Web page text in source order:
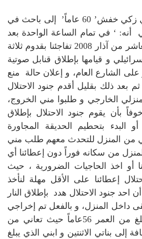
وأفاد المواطن غازي زكي خفش’ 60 عاماً’ إلى باحث في
أنه: ‘ في تمام الساعة الواحدة بعد
منتصف الليل من العاشر من آذار 2008 تفاجئنا بقدوم ثلاثة
و قيامها بإطلاق قنابل صوتية
على الشارع العام، و إعلان حالة منع
بعد ذلك بقليل أقدم جنود الاحتلال
الخارجي و طلبوا مني الخروج،
بأن يقوم جنود الاحتلال بإطلاق
البدء بتحطيم الحديقة المجاورة
من المنزل للتحدث معهم طلب مني
المنزل من سكانه فوراً دون إعطائنا أي
أو اخذ الحاجيات الضرورية ، حيث
إعطائنا على الأقل مهلة لنأخذ
أن احد جنود الاحتلال هدد بإطلاق النار
داخل المنزل، و بالفعل تم إخراجي
أنا و زوجتي التي تبلغ من العمر 56عاماً حيث تعاني من
إلى بناتي الاثنتين و ابني الذي يبلغ